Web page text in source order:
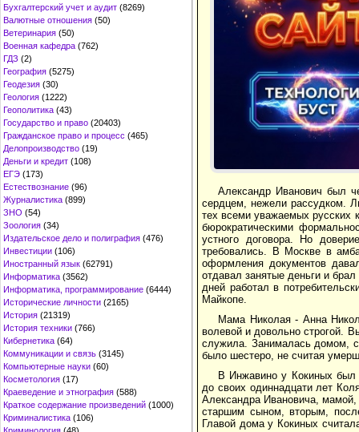
Бухгалтерский учет и аудит (8269)
Валютные отношения (50)
Ветеринария (50)
Военная кафедра (762)
ГДЗ (2)
География (5275)
Геодезия (30)
Геология (1222)
Геополитика (43)
Государство и право (20403)
Гражданское право и процесс (465)
Делопроизводство (19)
Деньги и кредит (108)
ЕГЭ (173)
Естествознание (96)
Журналистика (899)
ЗНО (54)
Зоология (34)
Издательское дело и полиграфия (476)
Инвестиции (106)
Иностранный язык (62791)
Информатика (3562)
Информатика, программирование (6444)
Исторические личности (2165)
История (21319)
История техники (766)
Кибернетика (64)
Коммуникации и связь (3145)
Компьютерные науки (60)
Косметология (17)
Краеведение и этнография (588)
Краткое содержание произведений (1000)
Криминалистика (106)
Александр Иванович был
сердцем, нежели рассудком.
тех всеми уважаемых русских
бюрократическими
устного договора. Но
требовались. В Москве в
оформления документов
отдавал занятые деньги и
дней работал в
Майкопе.
Мама Николая - Анна
волевой и довольно строгой.
служила. Занималась домом,
было шестеро, не считая
В Инжавино у Кокиных был
до своих одиннадцати лет
Александра Ивановича,
старшим сыном, вторым,
Главой дома у Кокиных